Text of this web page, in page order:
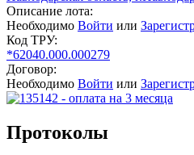
Описание лота:
Необходимо Войти или
Код ТРУ:
*62040.000.000279
Договор:
Необходимо Войти или
Протоколы